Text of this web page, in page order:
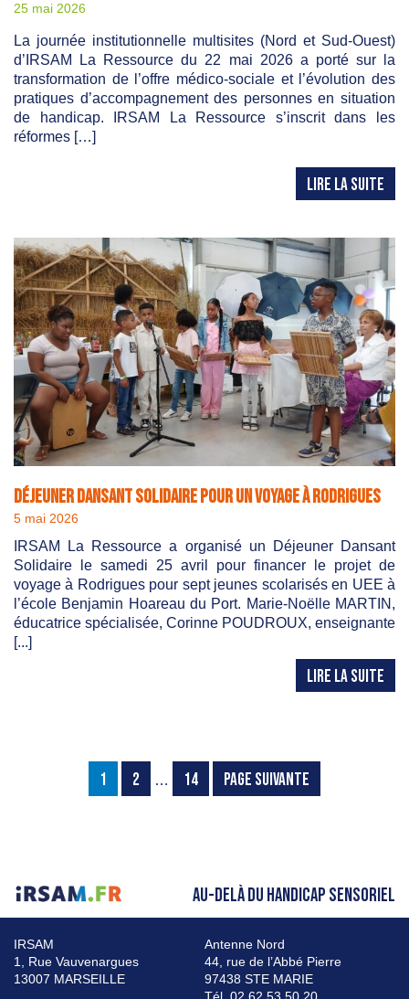
25 mai 2026
La journée institutionnelle multisites (Nord et Sud-Ouest)
d’IRSAM La Ressource du 22 mai 2026 a porté sur la
transformation de l’offre médico-sociale et l’évolution des
pratiques d’accompagnement des personnes en situation
de handicap. IRSAM La Ressource s’inscrit dans les
réformes […]
LIRE LA SUITE
Déjeuner Dansant Solidaire pour un voyage à Rodrigues
5 mai 2026
IRSAM La Ressource a organisé un Déjeuner Dansant
Solidaire le samedi 25 avril pour financer le projet de
voyage à Rodrigues pour sept jeunes scolarisés en UEE à
l’école Benjamin Hoareau du Port. Marie-Noëlle MARTIN,
éducatrice spécialisée, Corinne POUDROUX, enseignante
[...]
LIRE LA SUITE
1 2 … 14 PAGE SUIVANTE
AU-DELÀ DU HANDICAP SENSORIEL
IRSAM
1, Rue Vauvenargues
13007 MARSEILLE
Antenne Nord
44, rue de l’Abbé Pierre
97438 STE MARIE